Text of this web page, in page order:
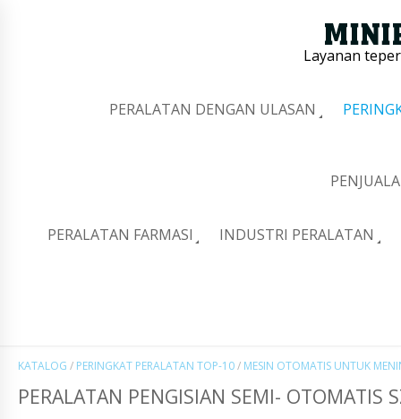
Layanan
PERALATAN DENGAN ULASAN
PERALATAN FARMASI INDUSTRI PERALATAN
KATALOG / PERINGKAT PERALATAN TOP-10/ MESIN OTOMATIS UNTUK
PERALATAN PENGISIAN SEMI- OTOMATIS